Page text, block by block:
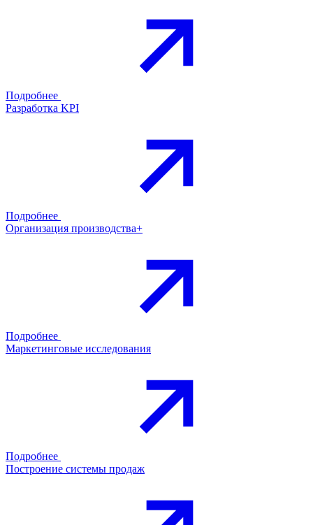
Подробнее
Разработка KPI
Подробнее
Организация производства+
Подробнее
Маркетинговые исследования
Подробнее
Построение системы продаж